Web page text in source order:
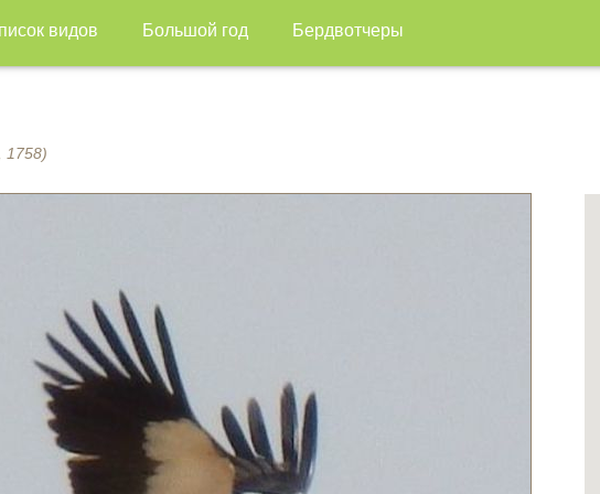
видов Большой год Бердвотчеры
1758)